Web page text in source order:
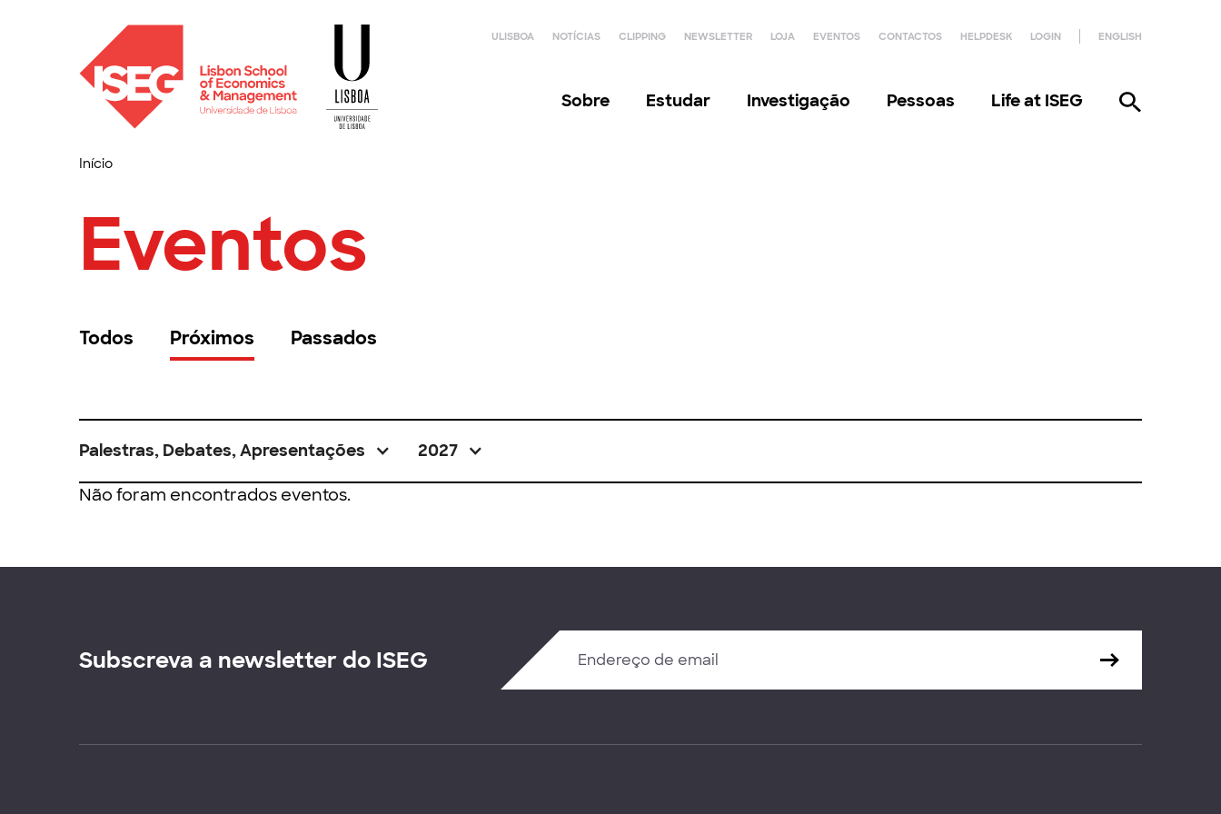
ULISBOA NOTÍCIAS CLIPPING NEWSLETTER LOJA EVENTOS CONTACTOS HELPDESK LOGIN ENGLISH
Sobre Estudar Investigação Pessoas Life at ISEG
Início
Eventos
Todos Próximos Passados
Palestras, Debates, Apresentações 2027
Não foram encontrados eventos.
Subscreva a newsletter do ISEG